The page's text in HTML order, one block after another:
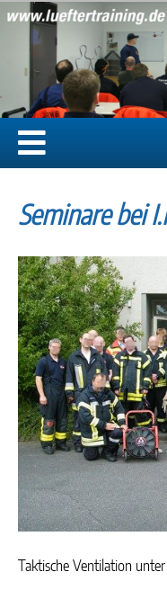
Seminare bei
Taktische Ventilation